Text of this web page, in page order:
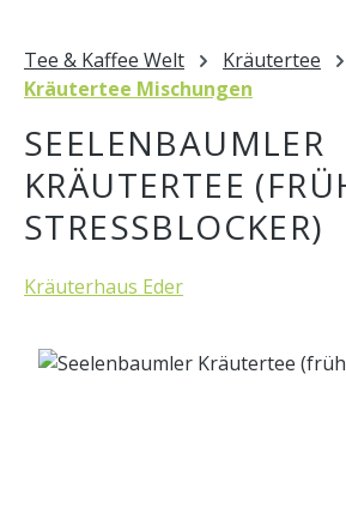
Tee & Kaffee Welt
Kräutertee
Kräutertee Mischungen
SEELENBAUMLER
KRÄUTERTEE
STRESSBLOCKER)
Kräuterhaus Eder
Bildergalerie überspringen